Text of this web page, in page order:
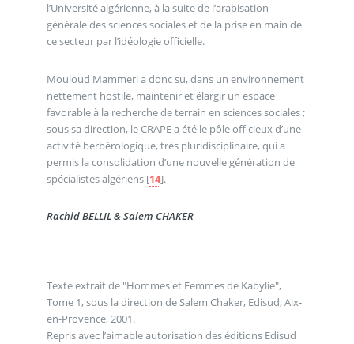
l’Université algérienne, à la suite de l’arabisation
générale des sciences sociales et de la prise en main de
ce secteur par l’idéologie officielle.
Mouloud Mammeri a donc su, dans un environnement
nettement hostile, maintenir et élargir un espace
favorable à la recherche de terrain en sciences sociales ;
sous sa direction, le CRAPE a été le pôle officieux d’une
activité berbérologique, très pluridisciplinaire, qui a
permis la consolidation d’une nouvelle génération de
spécialistes algériens[14].
Rachid BELLIL & Salem CHAKER
Texte extrait de "Hommes et Femmes de Kabylie",
Tome 1, sous la direction de Salem Chaker, Edisud, Aix-
en-Provence, 2001.
Repris avec l’aimable autorisation des éditions Edisud